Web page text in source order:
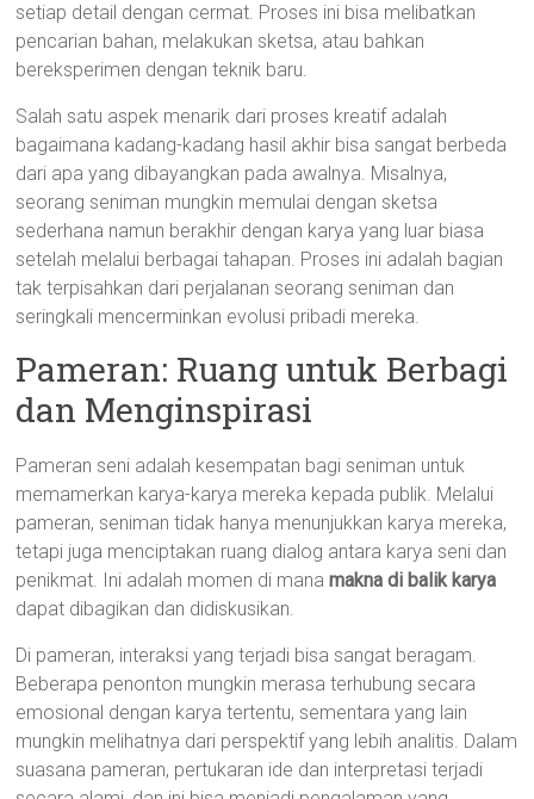
setiap detail dengan cermat. Proses ini bisa melibatkan
pencarian bahan, melakukan sketsa, atau bahkan
bereksperimen dengan teknik baru.
Salah satu aspek menarik dari proses kreatif adalah
bagaimana kadang-kadang hasil akhir bisa sangat berbeda
dari apa yang dibayangkan pada awalnya. Misalnya,
seorang seniman mungkin memulai dengan sketsa
sederhana namun berakhir dengan karya yang luar biasa
setelah melalui berbagai tahapan. Proses ini adalah bagian
tak terpisahkan dari perjalanan seorang seniman dan
seringkali mencerminkan evolusi pribadi mereka.
Pameran: Ruang untuk Berbagi
dan Menginspirasi
Pameran seni adalah kesempatan bagi seniman untuk
memamerkan karya-karya mereka kepada publik. Melalui
pameran, seniman tidak hanya menunjukkan karya mereka,
tetapi juga menciptakan ruang dialog antara karya seni dan
penikmat. Ini adalah momen di manamakna di balik karya
dapat dibagikan dan didiskusikan.
Di pameran, interaksi yang terjadi bisa sangat beragam.
Beberapa penonton mungkin merasa terhubung secara
emosional dengan karya tertentu, sementara yang lain
mungkin melihatnya dari perspektif yang lebih analitis. Dalam
suasana pameran, pertukaran ide dan interpretasi terjadi